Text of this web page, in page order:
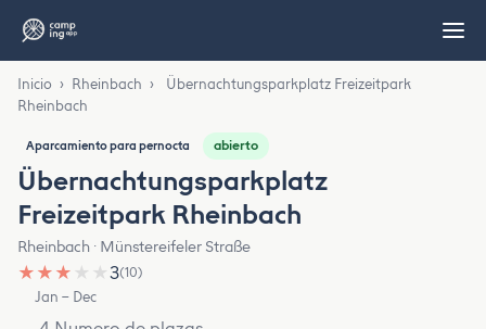
Inicio › Rheinbach ›
Übernachtungsparkplatz Freizeitpark
Rheinbach
Aparcamiento para pernocta abierto
Übernachtungsparkplatz
Freizeitpark Rheinbach
Rheinbach · Münstereifeler Straße
★ ★ ★ ★ ★3(10)
Jan – Dec